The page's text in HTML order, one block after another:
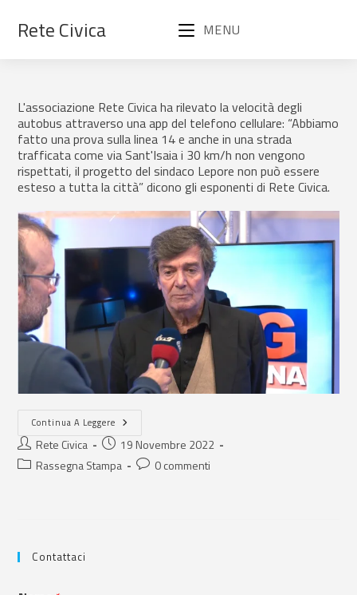
Rete Civica MENU
L'associazione Rete Civica ha rilevato la velocità degli
autobus attraverso una app del telefono cellulare: “Abbiamo
fatto una prova sulla linea 14 e anche in una strada
trafficata come via Sant'Isaia i 30 km/h non vengono
rispettati, il progetto del sindaco Lepore non può essere
esteso a tutta la città” dicono gli esponenti di Rete Civica.
Continua A Leggere
Rete Civica
19 Novembre 2022
Rassegna Stampa
0 commenti
Contattaci